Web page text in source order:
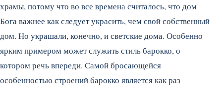
храмы, потому что во все времена считалось, что дом
Бога важнее как следует украсить, чем свой собственный
дом. Но украшали, конечно, и светские дома. Особенно
ярким примером может служить стиль барокко, о
котором речь впереди. Самой бросающейся
особенностью строений барокко является как раз